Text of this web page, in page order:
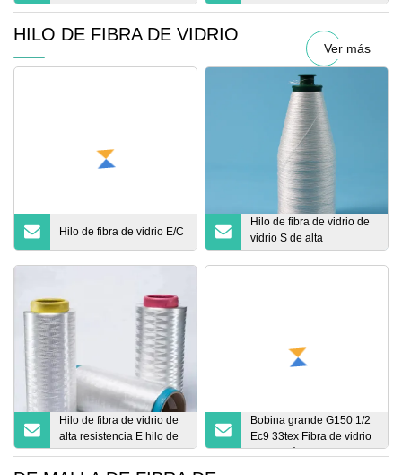
de PVC en escamas de
industrial
HILO DE FIBRA DE VIDRIO
Ver más
Hilo de fibra de vidrio E/C
Hilo de fibra de vidrio de
vidrio S de alta
resistencia para anti
Hilo de fibra de vidrio de
alta resistencia E hilo de
fibra de vidrio para
Bobina grande G150 1/2
Ec9 33tex Fibra de vidrio
Yarnget último precio